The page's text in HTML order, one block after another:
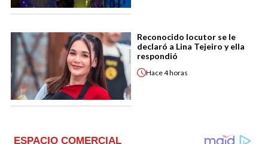
Reconocido locutor se le
declaró a Lina Tejeiro y ella
respondió
Hace4 horas